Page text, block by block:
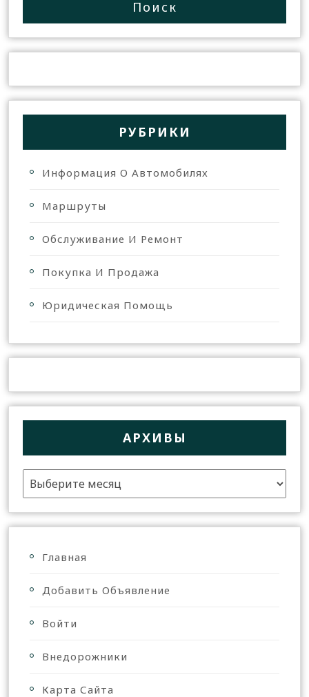
РУБРИКИ
Информация О Автомобилях
Маршруты
Обслуживание И Ремонт
Покупка И Продажа
Юридическая Помощь
АРХИВЫ
Главная
Добавить Объявление
Войти
Внедорожники
Карта Сайта